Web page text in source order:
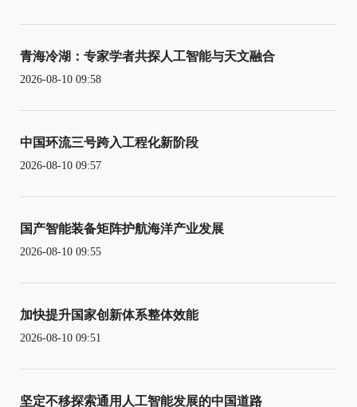
青海冷湖：专家学者共探人工智能与天文融合
2026-08-10 09:58
中国环流三号跨入工程化新阶段
2026-08-10 09:57
国产智能装备矩阵护航海洋产业发展
2026-08-10 09:55
加快提升国家创新体系整体效能
2026-08-10 09:51
坚定不移探索通用人工智能发展的中国道路